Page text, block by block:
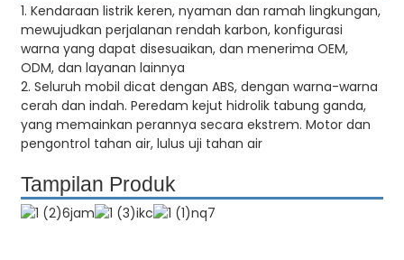
1. Kendaraan listrik keren, nyaman dan ramah lingkungan,
mewujudkan perjalanan rendah karbon, konfigurasi
warna yang dapat disesuaikan, dan menerima OEM,
ODM, dan layanan lainnya
2. Seluruh mobil dicat dengan ABS, dengan warna-warna
cerah dan indah. Peredam kejut hidrolik tabung ganda,
yang memainkan perannya secara ekstrem. Motor dan
pengontrol tahan air, lulus uji tahan air
Tampilan Produk